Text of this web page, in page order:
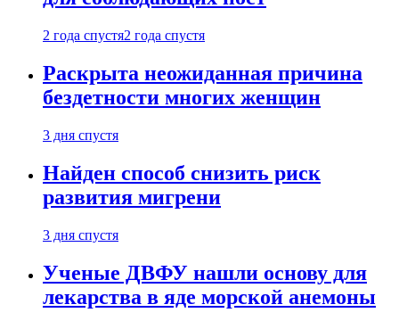
2 года спустя2 года спустя
Раскрыта неожиданная причина
бездетности многих женщин
3 дня спустя
Найден способ снизить риск
развития мигрени
3 дня спустя
Ученые ДВФУ нашли основу для
лекарства в яде морской анемоны